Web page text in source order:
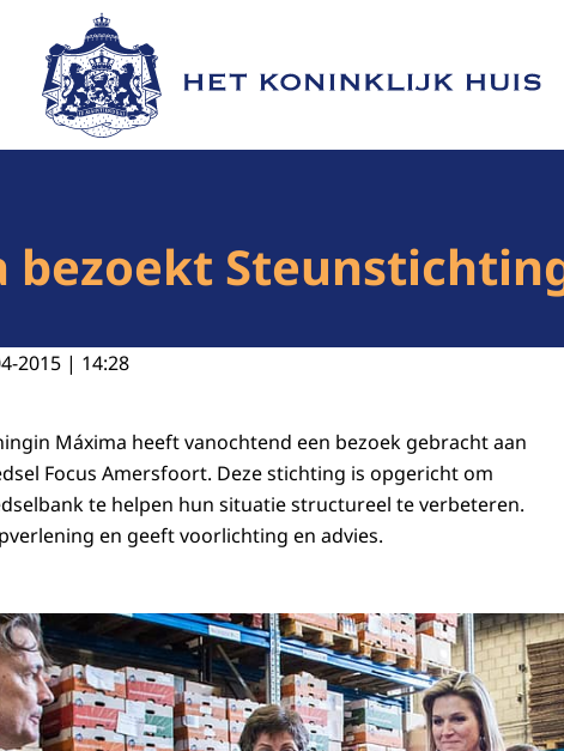
Naar de homepage van Het Koninklijk Huis
2015 | 14:28
Máxima heeft vanochtend een bezoek gebracht aan
Focus Amersfoort. Deze stichting is opgericht om
te helpen hun situatie structureel te verbeteren.
en geeft voorlichting en advies.
14 april 2015: Koningin Máxima bezoekt Steunstichting Voedsel Focus